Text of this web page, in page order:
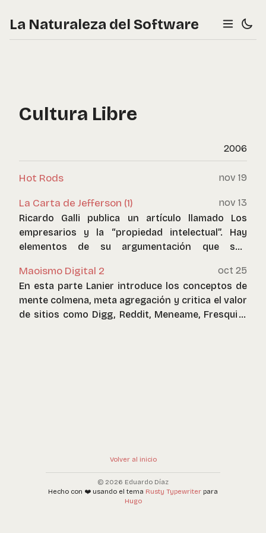
La Naturaleza del Software
Cultura Libre
2006
Hot Rods nov 19
La Carta de Jefferson (1)
nov 13
Ricardo Galli publica un artículo llamado Los
empresarios y la “propiedad intelectual”. Hay
elementos de su argumentación que son
este artículo. No estoy acusando de nada a
Ricardo Galli, porque es probable que no sepa que
está en un error, pero pasa que la historia de la
carta de Thomas Jefferson, usada tantas veces
Maoismo Digital 2
oct 25
En esta parte Lanier introduce los conceptos de
mente colmena, meta agregación y critica el valor
de sitios como Digg, Reddit, Meneame, Fresqui o
Volver al inicio
© 2026 Eduardo Díaz
Hecho con ❤️ usando el tema Rusty Typewriter para
Hugo